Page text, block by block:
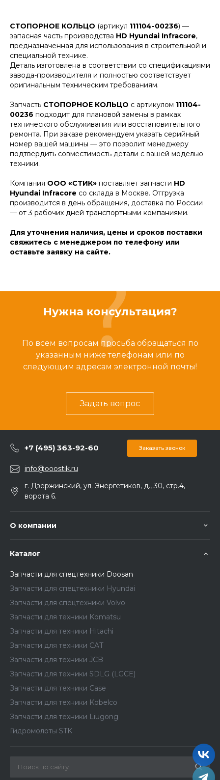
СТОПОРНОЕ КОЛЬЦО (артикул 111104-00236) —
запасная часть производства HD Hyundai Infracore,
предназначенная для использования в строительной и
специальной технике.
Деталь изготовлена в соответствии со спецификациями
завода-производителя и полностью соответствует
оригинальным техническим требованиям.
Запчасть СТОПОРНОЕ КОЛЬЦО с артикулом 111104-
00236 подходит для плановой замены в рамках
технического обслуживания или восстановительного
ремонта. При заказе рекомендуем указать серийный
номер вашей машины — это позволит менеджеру
подтвердить совместимость детали с вашей моделью
техники.
Компания ООО «СТИК» поставляет запчасти HD
Hyundai Infracore со склада в Москве. Отгрузка
производится в день обращения, доставка по России
— от 3 рабочих дней транспортными компаниями.
Для уточнения наличия, цены и сроков поставки
свяжитесь с менеджером по телефону или
оставьте заявку на сайте.
Нужна консультация?
По всем вопросам просьба обращаться по
указанным ниже телефонам или по
следующим адресам электронной почты!
Задать вопрос
+7 (495) 363-92-60 Заказать звонок
info@ooostik.ru
г. Дзержинский, ул. Энергетиков, д., 30, стр.4,
ворота 6.
О компании
Каталог
Запчасти для спецтехники Doosan
Запчасти для спецтехники Hyundai
Запчасти для спецтехники Volvo
Запчасти для техники Komatsu
Запчасти для техники Hitachi
Запчасти для техники CAT
Запчасти для техники JCB
Запчасти для техники SDLG (LGCE)
Запчасти для техники Case
Запчасти для техники Kobelco
Запчасти для техники Liugong
Гидромолоты STK